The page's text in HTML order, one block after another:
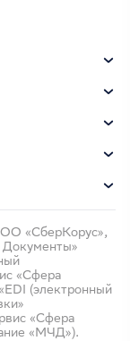
«СберКорус»,
«Сфера
(электронный
«Сфера
«МЧД»).